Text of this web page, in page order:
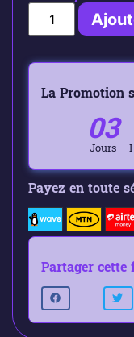
La Promotion
03
Jours
Payez en toute
Partager